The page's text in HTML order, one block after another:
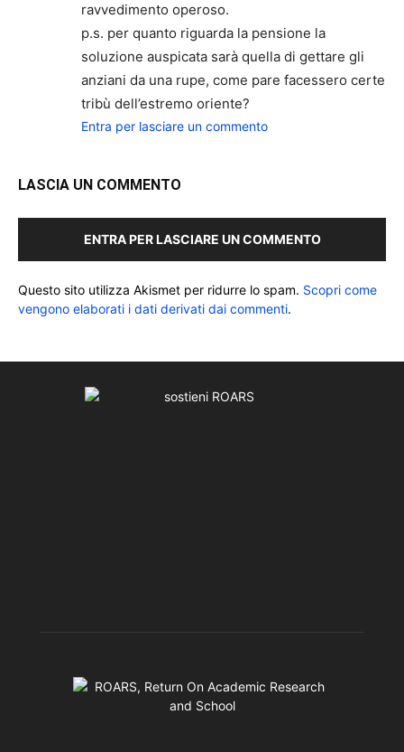
ravvedimento operoso.
p.s. per quanto riguarda la pensione la
soluzione auspicata sarà quella di gettare gli
anziani da una rupe, come pare facessero certe
tribù dell’estremo oriente?
Entra per lasciare un commento
LASCIA UN COMMENTO
ENTRA PER LASCIARE UN COMMENTO
Questo sito utilizza Akismet per ridurre lo spam. Scopri come
vengono elaborati i dati derivati dai commenti.